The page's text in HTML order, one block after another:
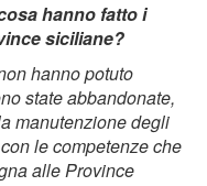
hanno fatto i
siciliane?
hanno potuto
state abbandonate,
manutenzione degli
le competenze che
alle Province